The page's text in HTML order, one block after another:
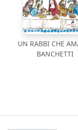
UN RABBI CHE
BANCHETTI